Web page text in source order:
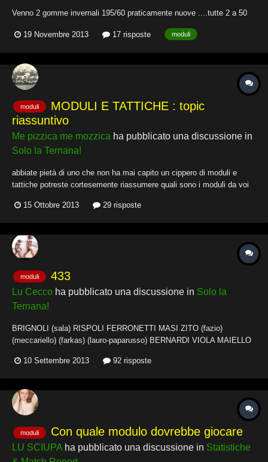
Venno 2 gomme invernali 195/60 praticamente nuove ....tutte 2 a 50
19 Novembre 2013 17 risposte moduli
moduli
MODULI E TATTICHE : topic
riassuntivo
Me pizzica me mozzica ha pubblicato una discussione in
Solo la Ternana!
abbiate pietà di uno che non ha mai capito un cippero di moduli e
tattiche potreste cortesemente riassumere quali sono i moduli da voi
culturale , spero in Vs. collaborazione grazie grazie grazie grazie
15 Ottobre 2013 29 risposte
moduli 433
Lu Cecco ha pubblicato una discussione in Solo la
Ternana!
BRIGNOLI (sala) RISPOLI FERRONETTI MASI ZITO (fazio)
(meccariello) (farkas) (lauro-paparusso) BERNARDI VIOLA MAIELLO
ANTENUCCI (nole-alfa) (litteri) (ceravolo-dianda) Abbiamo troppo
10 Settembre 2013 92 risposte
moduli Con quale modulo dovrebbe giocare
LU SCIUPA ha pubblicato una discussione in Statistiche